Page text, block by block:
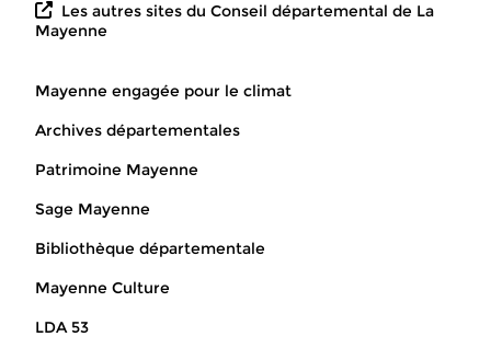
Les autres sites du Conseil départemental de La
Mayenne
Mayenne engagée pour le climat
Archives départementales
Patrimoine Mayenne
Sage Mayenne
Bibliothèque départementale
Mayenne Culture
LDA 53